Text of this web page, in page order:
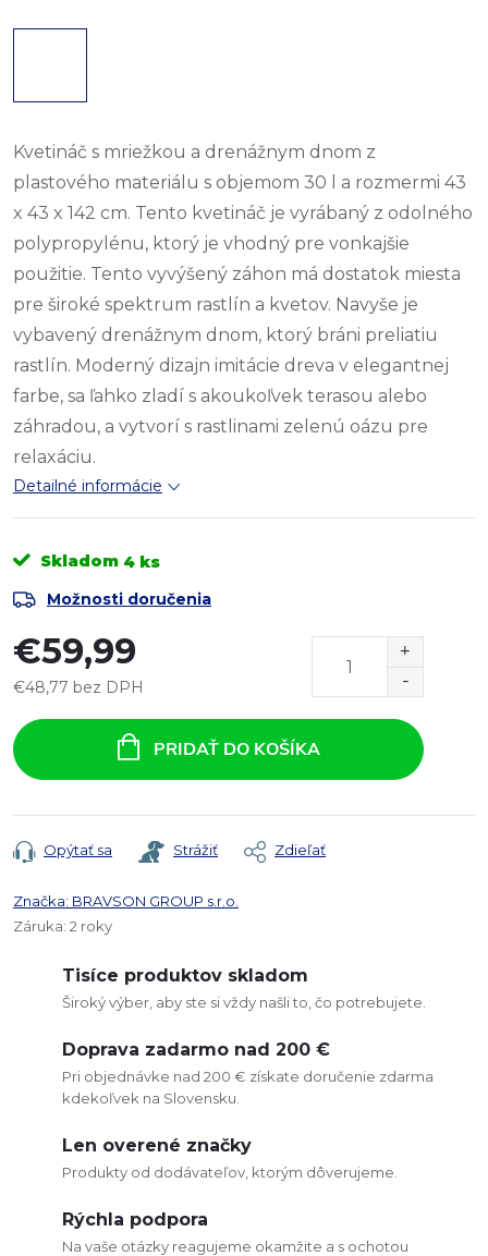
Kvetináč s mriežkou a drenážnym dnom z
plastového materiálu s objemom 30 l a rozmermi 43
x 43 x 142 cm. Tento kvetináč je vyrábaný z odolného
polypropylénu, ktorý je vhodný pre vonkajšie
použitie. Tento vyvýšený záhon má dostatok miesta
pre široké spektrum rastlín a kvetov. Navyše je
vybavený drenážnym dnom, ktorý bráni preliatiu
rastlín. Moderný dizajn imitácie dreva v elegantnej
farbe, sa ľahko zladí s akoukoľvek terasou alebo
záhradou, a vytvorí s rastlinami zelenú oázu pre
relaxáciu.
Detailné informácie
Skladom 4 ks
Možnosti doručenia
€59,99
€48,77 bez DPH
cena:
PRIDAŤ DO KOŠÍKA
Opýtať sa Strážiť Zdieľať
Značka: BRAVSON GROUP s.r.o.
Záruka: 2 roky
Tisíce produktov skladom
Široký výber, aby ste si vždy našli to, čo potrebujete.
Doprava zadarmo nad 200 €
Pri objednávke nad 200 € získate doručenie zdarma
kdekoľvek na Slovensku.
Len overené značky
Produkty od dodávateľov, ktorým dôverujeme.
Rýchla podpora
Na vaše otázky reagujeme okamžite a s ochotou